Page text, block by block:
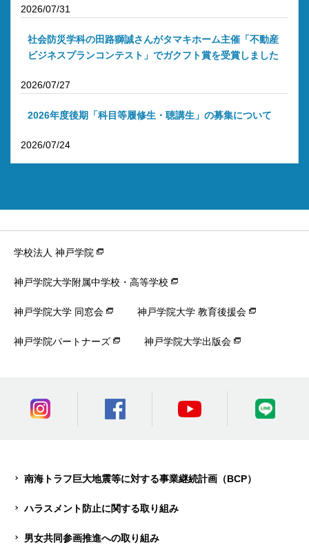
2026/07/31
社会防災学科の田路獅誠さんがタマキホーム主催「不動産
ビジネスプランコンテスト」でガクフト賞を受賞しました
2026/07/27
2026年度後期「科目等履修生・聴講生」の募集について
2026/07/24
学校法人 神戸学院
神戸学院大学附属中学校・高等学校
神戸学院大学 同窓会 神戸学院大学 教育後援会
神戸学院パートナーズ 神戸学院大学出版会
南海トラフ巨大地震等に対する事業継続計画（BCP）
ハラスメント防止に関する取り組み
男女共同参画推進への取り組み